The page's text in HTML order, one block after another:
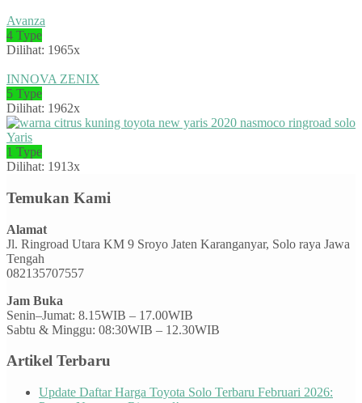
Avanza
4 Type
Dilihat: 1965x
INNOVA ZENIX
5 Type
Dilihat: 1962x
Yaris
1 Type
Dilihat: 1913x
Temukan Kami
Alamat
Jl. Ringroad Utara KM 9 Sroyo Jaten Karanganyar, Solo raya Jawa
Tengah
082135707557
Jam Buka
Senin–Jumat: 8.15WIB – 17.00WIB
Sabtu & Minggu: 08:30WIB – 12.30WIB
Artikel Terbaru
Update Daftar Harga Toyota Solo Terbaru Februari 2026: